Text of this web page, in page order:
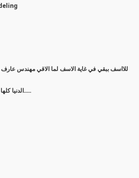
للااسف ببقي في غاية الاسف لما الاقي مهندس عارف
الدنيا كلها حوالينا شغاله ريفيت واحنا لسه.....